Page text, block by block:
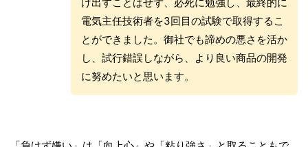
電気主任技術者を3回目の試験で取得するこ
とができました。御社でも諦めの悪さを活か
し、試行錯誤しながら、より良い商品の開発
に努めたいと思います。